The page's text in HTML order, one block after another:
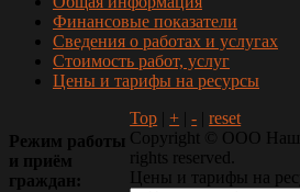
Финансовые показатели
Сведения о работах и услугах
Стоимость работ, услуг
Цены и тарифы на ресурсы
Режим работы
и приём
граждан:
Top |+ |- |reset
Copyright © ООО Наш
rights reserved.
Цены и тарифы на